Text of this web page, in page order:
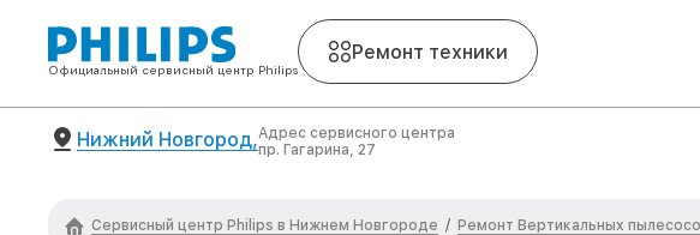
Официальный сервисный центр Philips
Ремонт техники
Нижний Новгород,Адрес сервисного центра
пр. Гагарина, 27
Сервисный центр Philips в Нижнем Новгороде / Ремонт Вертикальных